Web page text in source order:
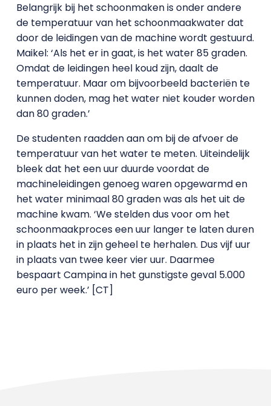
Belangrijk bij het schoonmaken is onder andere
de temperatuur van het schoonmaakwater dat
door de leidingen van de machine wordt gestuurd.
Maikel: ‘Als het er in gaat, is het water 85 graden.
Omdat de leidingen heel koud zijn, daalt de
temperatuur. Maar om bijvoorbeeld bacteriën te
kunnen doden, mag het water niet kouder worden
dan 80 graden.’
De studenten raadden aan om bij de afvoer de
temperatuur van het water te meten. Uiteindelijk
bleek dat het een uur duurde voordat de
machineleidingen genoeg waren opgewarmd en
het water minimaal 80 graden was als het uit de
machine kwam. ‘We stelden dus voor om het
schoonmaakproces een uur langer te laten duren
in plaats het in zijn geheel te herhalen. Dus vijf uur
in plaats van twee keer vier uur. Daarmee
bespaart Campina in het gunstigste geval 5.000
euro per week.’ [CT]